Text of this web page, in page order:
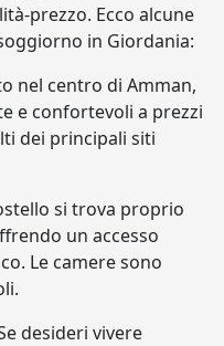
prezzo. Ecco alcune
in Giordania:
nel centro di Amman,
e confortevoli a prezzi
dei principali siti
si trova proprio
un accesso
Le camere sono
desideri vivere